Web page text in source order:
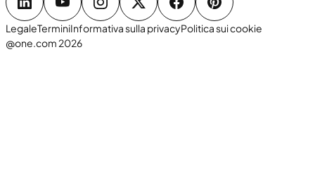
LegaleTerminiInformativa sulla privacyPolitica sui cookie
@one.com 2026